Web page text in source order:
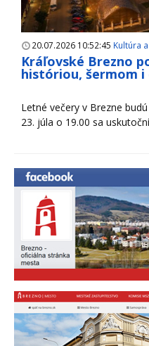
20.07.2026 10:52:45 Kultúra
Kráľovské Brezno
históriou, šermom i
Letné večery v Brezne
23. júla o 19.00 sa